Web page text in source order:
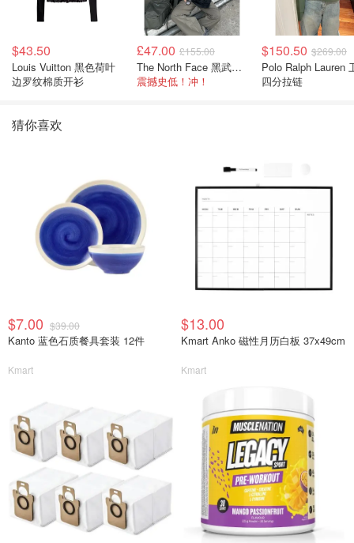
$43.50
Louis Vuitton 黑色荷叶
边罗纹棉质开衫
£47.00 £155.00
The North Face 黑武士冲锋衣
震撼史低！冲！
$150.50 $269.00
Polo Ralph Lauren 卫衣
四分拉链
猜你喜欢
$7.00 $39.00
Kanto 蓝色石质餐具套装 12件
Kmart
$13.00
Kmart Anko 磁性月历白板 37x49cm
Kmart